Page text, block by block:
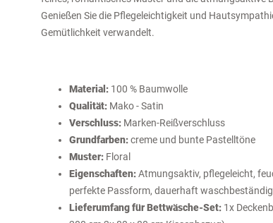
Genießen Sie die Pflegeleichtigkeit und
Gemütlichkeit verwandelt.
Material:100 % Baumwolle
Qualität:Mako - Satin
Verschluss: Marken-Reißverschluss
Grundfarben:creme und bunte Pastelltöne
Muster:Floral
Eigenschaften:Atmungsaktiv, pflegeleicht,
perfekte Passform, dauerhaft waschbeständig
Lieferumfang für Bettwäsche-Set:1x